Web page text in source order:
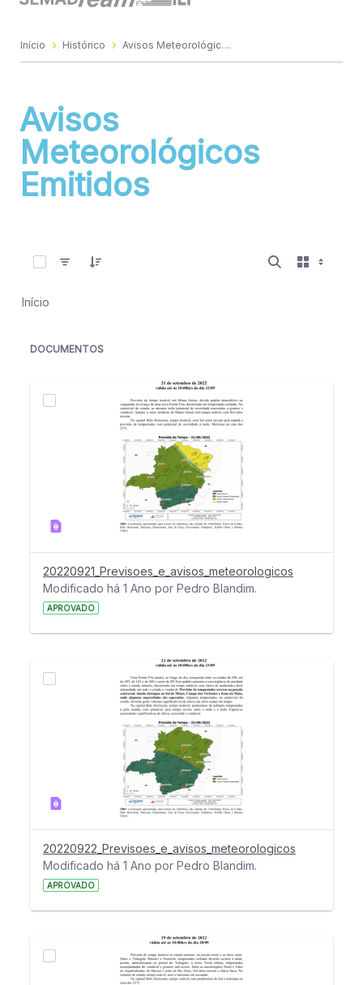
Início Histórico Avisos Meteorológicos Emitidos
Avisos
Meteorológicos
Emitidos
Início
DOCUMENTOS
20220921_Previsoes_e_avisos_meteorologicos
Modificado há 1 Ano por Pedro Blandim.
APROVADO
20220922_Previsoes_e_avisos_meteorologicos
Modificado há 1 Ano por Pedro Blandim.
APROVADO